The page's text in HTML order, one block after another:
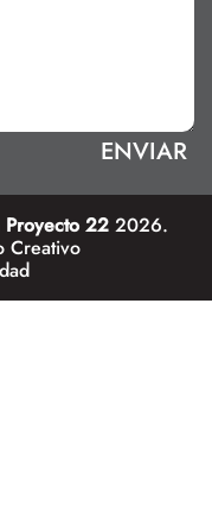
Proyecto 22 2026.
Creativo